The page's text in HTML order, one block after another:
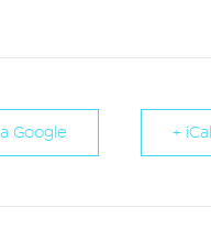
Google +